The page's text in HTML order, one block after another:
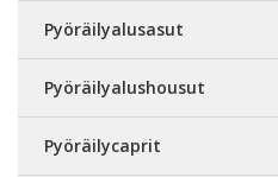
Pyöräilyalusasut
Pyöräilyalushousut
Pyöräilycaprit